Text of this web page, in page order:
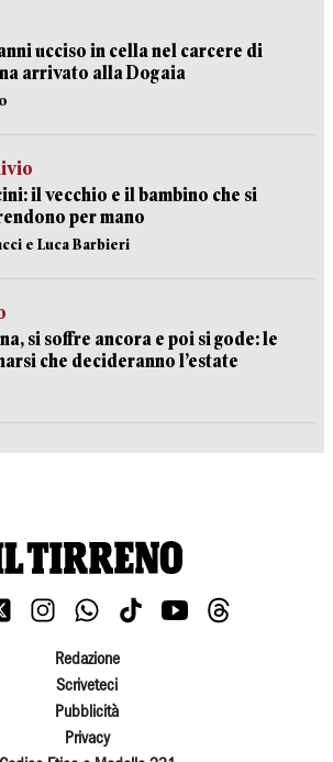
ucciso in cella nel carcere di
arrivato alla Dogaia
il vecchio e il bambino che si
per mano
e Luca Barbieri
si soffre ancora e poi si gode: le
che decideranno l’estate
Redazione
Scriveteci
Pubblicità
Privacy